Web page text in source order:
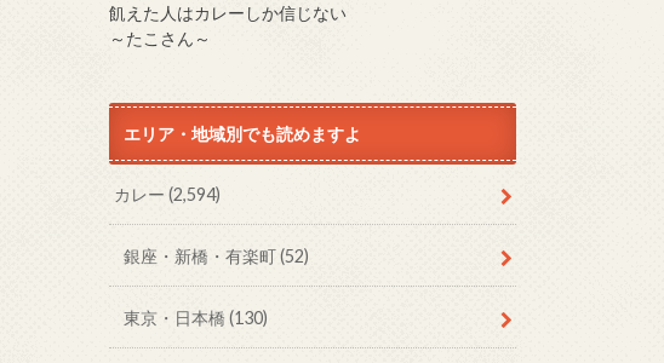
飢えた人はカレーしか信じない
～たこさん～
エリア・地域別でも読めますよ
カレー(2,594)
銀座・新橋・有楽町(52)
東京・日本橋 (130)